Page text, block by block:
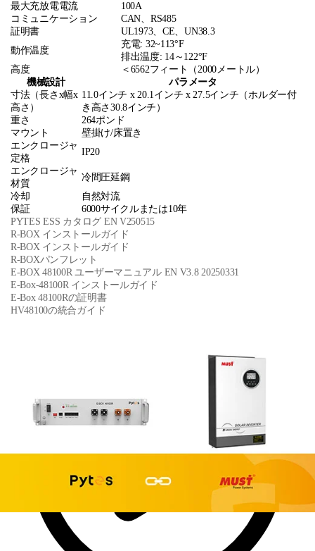
最大充放電電流
100A
コミュニケーション
CAN、RS485
証明書
UL1973、CE、UN38.3
動作温度
充電: 32~113°F
排出温度: 14～122°F
高度
＜6562フィート（2000メートル）
機械設計
パラメータ
寸法（長さx幅x
高さ）
11.0インチ x 20.1インチ x 27.5インチ（ホルダー付
き高さ30.8インチ）
重さ
264ポンド
マウント
壁掛け/床置き
エンクロージャ
定格
IP20
エンクロージャ
材質
冷間圧延鋼
冷却
自然対流
保証
6000サイクルまたは10年
PYTES ESS カタログ EN V250515
R-BOX インストールガイド
R-BOX インストールガイド
R-BOXパンフレット
E-BOX 48100R ユーザーマニュアル EN V3.8 20250331
E-Box-48100R インストールガイド
E-Box 48100Rの証明書
HV48100の統合ガイド